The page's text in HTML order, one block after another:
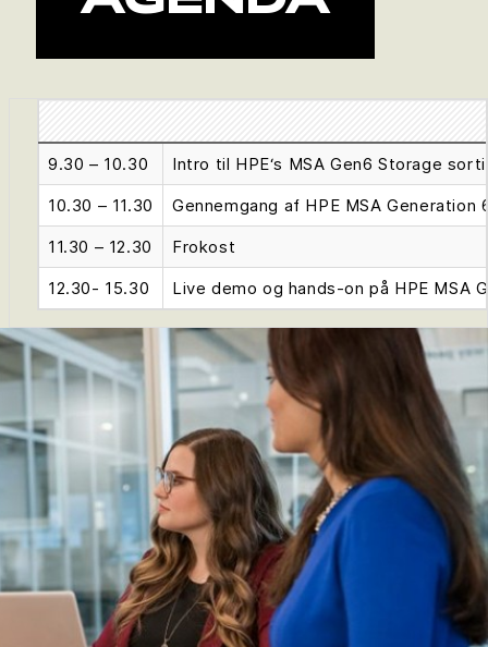
9.30 – 10.30
Intro til HPE‘s MSA Gen6 Storage
10.30 – 11.30
Gennemgang af HPE MSA
11.30 – 12.30
Frokost
12.30- 15.30
Live demo og hands-on på HPE MSA